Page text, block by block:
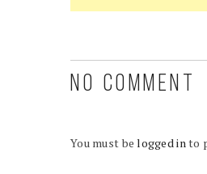
NO COMMENT
You must belogged into